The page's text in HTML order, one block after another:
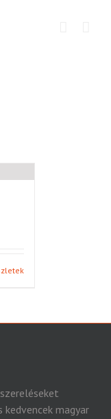
kedvencek magyar